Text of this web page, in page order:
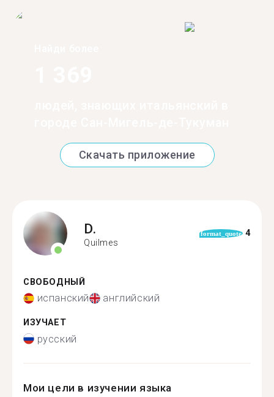
Скачать приложение
D.
Quilmes
format_quote 4
СВОБОДНЫЙ
испанский английский
ИЗУЧАЕТ
русский
Мои цели в изучении языка